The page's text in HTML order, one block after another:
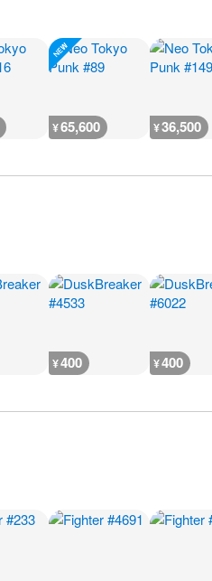
¥65,600 ¥36,500
¥400 ¥400